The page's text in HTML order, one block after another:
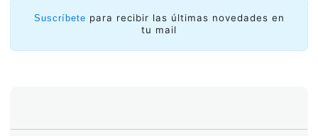
Suscríbete para recibir las últimas novedades en
tu mail